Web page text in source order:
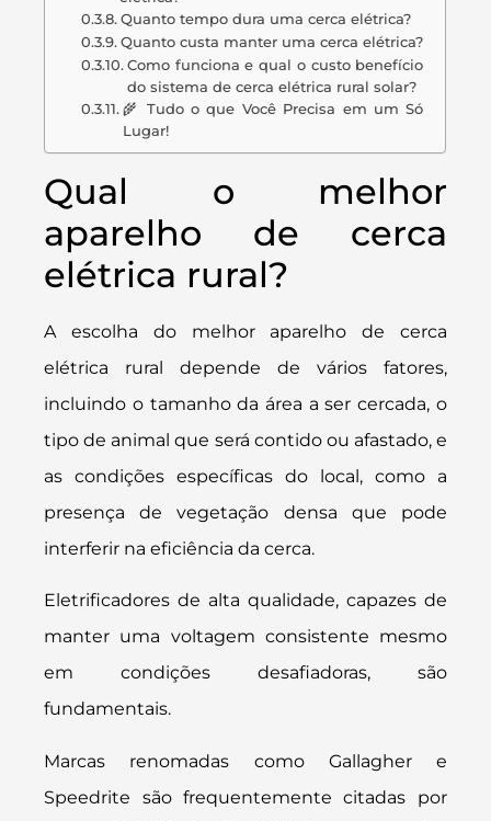
Quanto tempo dura uma cerca elétrica?
Quanto custa manter uma cerca elétrica?
Como funciona e qual o custo benefício
do sistema de cerca elétrica rural solar?
🌾 Tudo o que Você Precisa em um Só
Lugar!
Qual o melhor
aparelho de cerca
elétrica rural?
A escolha do melhor aparelho de cerca
elétrica rural depende de vários fatores,
incluindo o tamanho da área a ser cercada, o
tipo de animal que será contido ou afastado, e
as condições específicas do local, como a
presença de vegetação densa que pode
interferir na eficiência da cerca.
Eletrificadores de alta qualidade, capazes de
manter uma voltagem consistente mesmo
em condições desafiadoras, são
fundamentais.
Marcas renomadas como Gallagher e
Speedrite são frequentemente citadas por